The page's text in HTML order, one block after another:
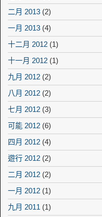
二月 2013 (2)
一月 2013 (4)
十二月 2012 (1)
十一月 2012 (1)
九月 2012 (2)
八月 2012 (2)
七月 2012 (3)
可能 2012 (6)
四月 2012 (4)
遊行 2012 (2)
二月 2012 (2)
一月 2012 (1)
九月 2011 (1)